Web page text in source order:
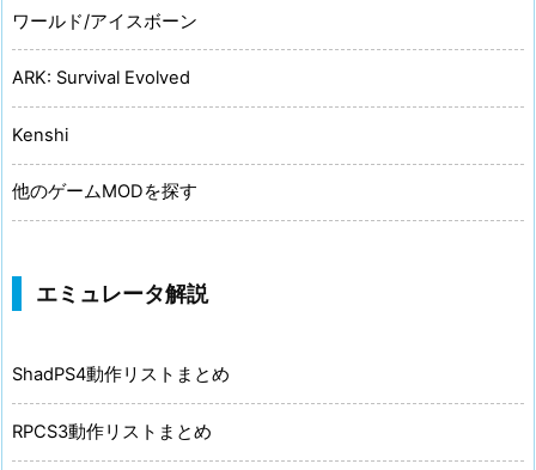
ワールド/アイスボーン
ARK: Survival Evolved
Kenshi
他のゲームMODを探す
エミュレータ解説
ShadPS4動作リストまとめ
RPCS3動作リストまとめ